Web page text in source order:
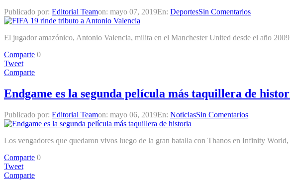
Publicado por: Editorial Teamon: mayo 07, 2019En: DeportesSin Comentarios
El jugador amazónico, Antonio Valencia, milita en el Manchester United desde el año
Comparte 0
Tweet
Comparte
Endgame es la segunda película más taquillera de
Publicado por: Editorial Teamon: mayo 06, 2019En: NoticiasSin Comentarios
Los vengadores que quedaron vivos luego de la gran batalla con Thanos en Infinity
Comparte 0
Tweet
Comparte